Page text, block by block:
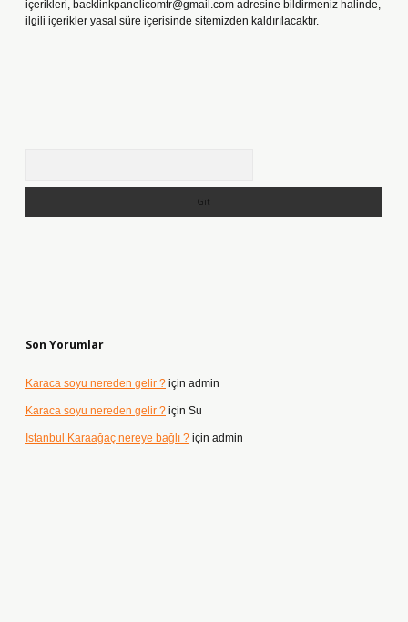
içerikleri, backlinkpanelicomtr@gmail.com adresine bildirmeniz halinde,
ilgili içerikler yasal süre içerisinde sitemizden kaldırılacaktır.
Son Yorumlar
Karaca soyu nereden gelir ? için admin
Karaca soyu nereden gelir ? için Su
Istanbul Karaağaç nereye bağlı ? için admin